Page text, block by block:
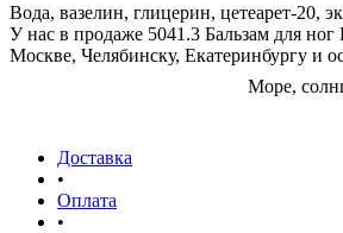
Вода, вазелин, глицерин, цетеарет-20,
У нас в продаже 5041.3 Бальзам для
Москве, Челябинску, Екатеринбургу и
Море,
Доставка
•
Оплата
•